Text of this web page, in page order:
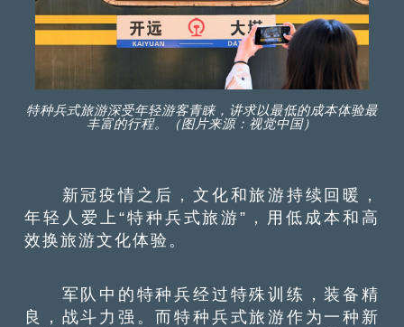
特种兵式旅游深受年轻游客青睐，讲求以最低的成本体验最
丰富的行程。（图片来源：视觉中国）
新冠疫情之后，文化和旅游持续回暖，
年轻人爱上“特种兵式旅游”，用低成本和高
效换旅游文化体验。
军队中的特种兵经过特殊训练，装备精
良，战斗力强。而特种兵式旅游作为一种新